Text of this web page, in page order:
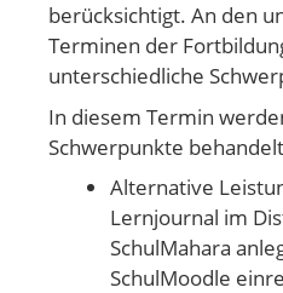
berücksichtigt. An den
Terminen der
unterschiedliche
In diesem Termin
Schwerpunkte
Alternative
Lernjournal im
SchulMahara
SchulMoodle